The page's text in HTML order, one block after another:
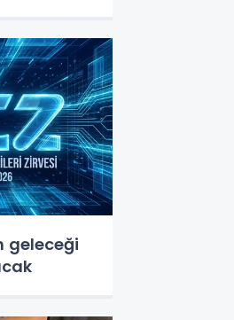
geleceği